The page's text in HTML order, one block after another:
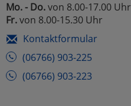
Mo. - Do.von 8.00-17.00 Uhr
Fr.von 8.00-15.30 Uhr
Kontaktformular
(06766) 903-225
(06766) 903-223